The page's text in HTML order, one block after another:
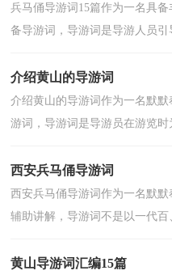
兵马俑导游词15篇作为一名具
备导游词，导游词是导游人员
介绍黄山的导游词
介绍黄山的导游词作为一名默
游词，导游词是导游员在游览
西安兵马俑导游词
西安兵马俑导游词作为一名默
辅助讲解，导游词不是以一代
黄山导游词汇编15篇